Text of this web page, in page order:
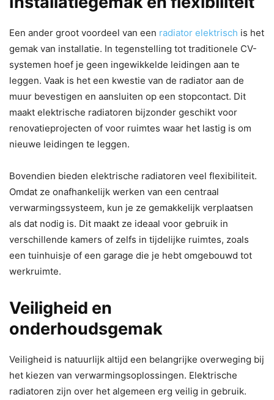
Een ander groot voordeel van een radiator elektrisch is het
gemak van installatie. In tegenstelling tot traditionele CV-
systemen hoef je geen ingewikkelde leidingen aan te
leggen. Vaak is het een kwestie van de radiator aan de
muur bevestigen en aansluiten op een stopcontact. Dit
maakt elektrische radiatoren bijzonder geschikt voor
renovatieprojecten of voor ruimtes waar het lastig is om
nieuwe leidingen te leggen.
Bovendien bieden elektrische radiatoren veel flexibiliteit.
Omdat ze onafhankelijk werken van een centraal
verwarmingssysteem, kun je ze gemakkelijk verplaatsen
als dat nodig is. Dit maakt ze ideaal voor gebruik in
verschillende kamers of zelfs in tijdelijke ruimtes, zoals
een tuinhuisje of een garage die je hebt omgebouwd tot
werkruimte.
Veiligheid en
onderhoudsgemak
Veiligheid is natuurlijk altijd een belangrijke overweging bij
het kiezen van verwarmingsoplossingen. Elektrische
radiatoren zijn over het algemeen erg veilig in gebruik.